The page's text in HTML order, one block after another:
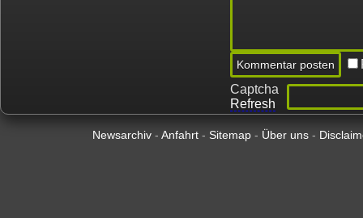
Captcha
Refresh
Newsarchiv- Anfahrt- Sitemap- Über uns-